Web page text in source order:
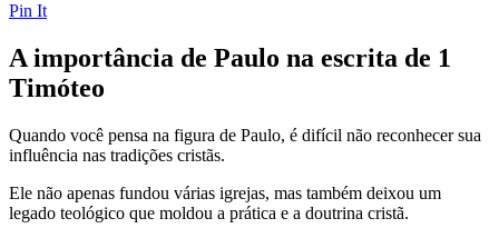
Pin It
A importância de Paulo na escrita de 1
Timóteo
Quando você pensa na figura de Paulo, é difícil não reconhecer sua
influência nas tradições cristãs.
Ele não apenas fundou várias igrejas, mas também deixou um
legado teológico que moldou a prática e a doutrina cristã.